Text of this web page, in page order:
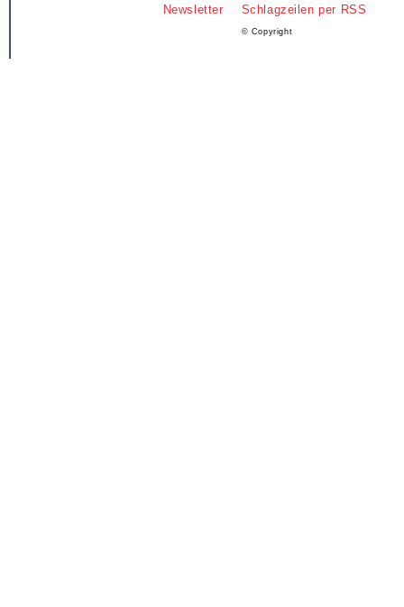
Newsletter Schlagzeilen per RSS
© Copyright